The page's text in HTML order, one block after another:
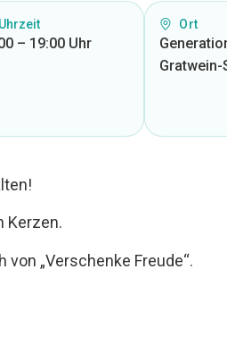
Uhrzeit
– 19:00 Uhr
Ort
Kerzen.
„Verschenke Freude“.